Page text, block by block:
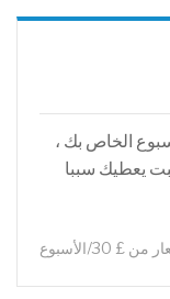
الخاص بك ،
يعطيك سببا
£ 30/الأسبوع